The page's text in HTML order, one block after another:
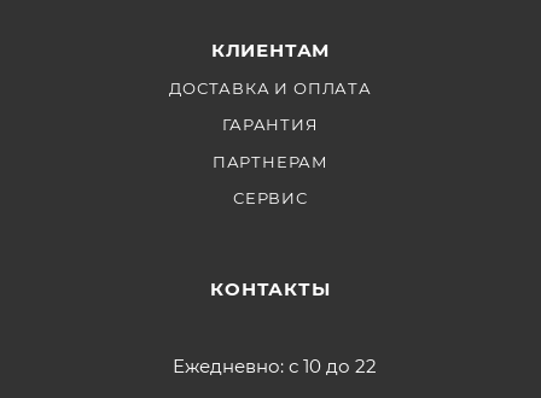
КЛИЕНТАМ
ДОСТАВКА И ОПЛАТА
ГАРАНТИЯ
ПАРТНЕРАМ
СЕРВИС
КОНТАКТЫ
Ежедневно: с 10 до 22